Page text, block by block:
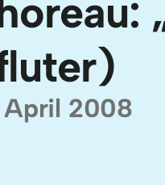
2008